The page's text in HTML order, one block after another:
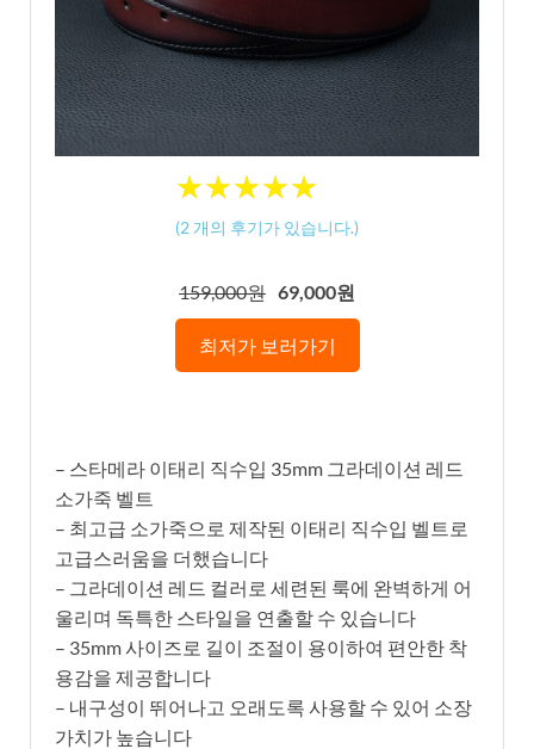
★★★★★
★★★★★
(2 개의 후기가 있습니다.)
159,000원 69,000원
최저가 보러가기
– 스타메라 이태리 직수입 35mm 그라데이션 레드
소가죽 벨트
– 최고급 소가죽으로 제작된 이태리 직수입 벨트로
고급스러움을 더했습니다
– 그라데이션 레드 컬러로 세련된 룩에 완벽하게 어
울리며 독특한 스타일을 연출할 수 있습니다
– 35mm 사이즈로 길이 조절이 용이하여 편안한 착
용감을 제공합니다
– 내구성이 뛰어나고 오래도록 사용할 수 있어 소장
가치가 높습니다